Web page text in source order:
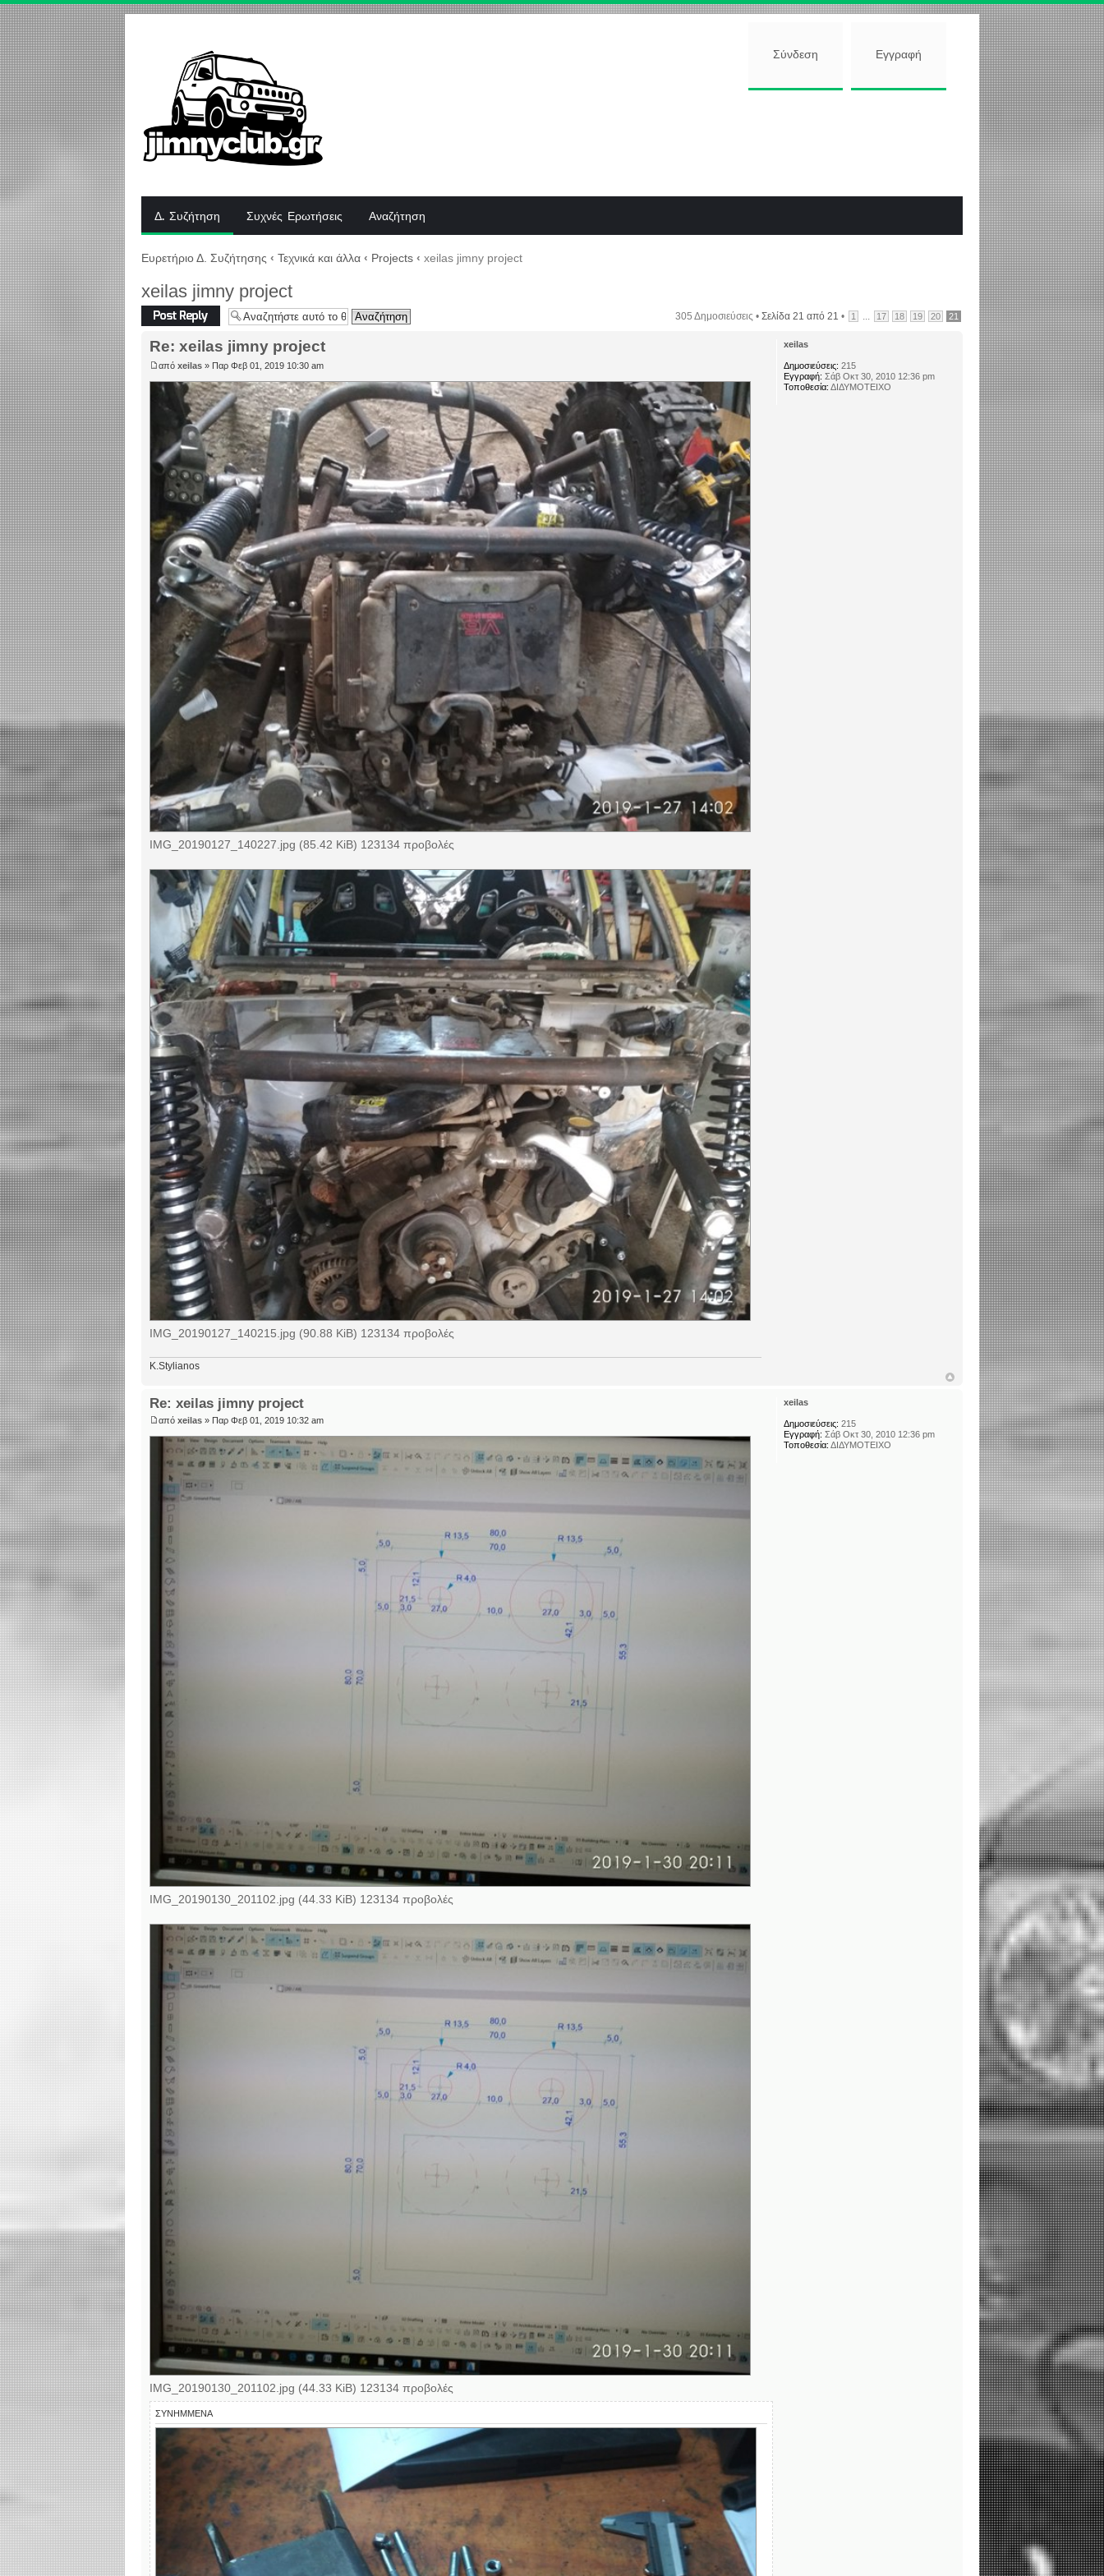
Σύνδεση Εγγραφή
Δ. Συζήτηση Συχνές Ερωτήσεις Αναζήτηση
Ευρετήριο Δ. Συζήτησης ‹ Τεχνικά και άλλα ‹ Projects ‹ xeilas jimny project
xeilas jimny project
Δημιουργία
απάντησης
305 Δημοσιεύσεις • Σελίδα 21 από 21 • 1 ... 17 18 19 20 21
Re: xeilas jimny project
από xeilas » Παρ Φεβ 01, 2019 10:30 am
IMG_20190127_140227.jpg (85.42 KiB) 123134 προβολές
IMG_20190127_140215.jpg (90.88 KiB) 123134 προβολές
K.Stylianos
xeilas
Δημοσιεύσεις: 215
Εγγραφή: Σάβ Οκτ 30, 2010 12:36 pm
Τοποθεσία: ΔΙΔΥΜΟΤΕΙΧΟ
Re: xeilas jimny project
από xeilas » Παρ Φεβ 01, 2019 10:32 am
IMG_20190130_201102.jpg (44.33 KiB) 123134 προβολές
IMG_20190130_201102.jpg (44.33 KiB) 123134 προβολές
ΣΥΝΗΜΜΈΝΑ
xeilas
Δημοσιεύσεις: 215
Εγγραφή: Σάβ Οκτ 30, 2010 12:36 pm
Τοποθεσία: ΔΙΔΥΜΟΤΕΙΧΟ